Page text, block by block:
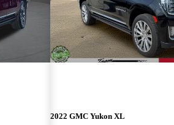
2022 GMC Yukon XL